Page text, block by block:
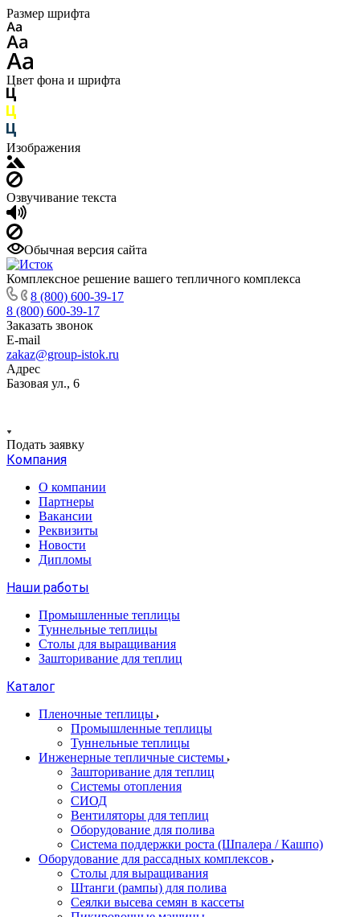
Размер шрифта
Цвет фона и шрифта
Изображения
Озвучивание текста
Обычная версия сайта
Комплексное решение вашего тепличного комплекса
8 (800) 600-39-17
8 (800) 600-39-17
Заказать звонок
E-mail
zakaz@group-istok.ru
Адрес
Базовая ул., 6
Подать заявку
Компания
О компании
Партнеры
Вакансии
Реквизиты
Новости
Дипломы
Наши работы
Промышленные теплицы
Туннельные теплицы
Столы для выращивания
Зашторивание для теплиц
Каталог
Пленочные теплицы
Промышленные теплицы
Туннельные теплицы
Инженерные тепличные системы
Зашторивание для теплиц
Системы отопления
СИОД
Вентиляторы для теплиц
Оборудование для полива
Система поддержки роста (Шпалера / Кашпо)
Оборудование для рассадных комплексов
Столы для выращивания
Штанги (рампы) для полива
Сеялки высева семян в кассеты